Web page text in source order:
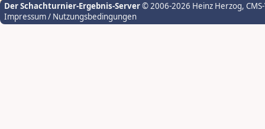
Der Schachturnier-Ergebnis-Server© 2006-2026 Heinz Herzog,
Impressum / Nutzungsbedingungen